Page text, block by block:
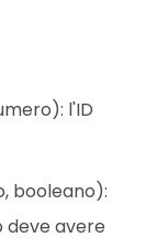
l'ID
booleano):
deve avere